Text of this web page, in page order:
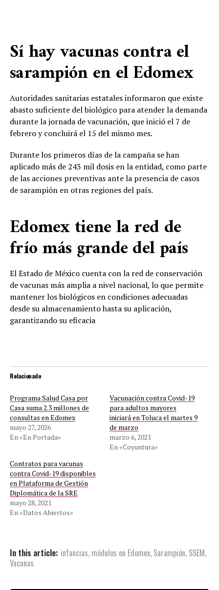
Sí hay vacunas contra el
sarampión en el Edomex
Autoridades sanitarias estatales informaron que existe
abasto suficiente del biológico para atender la demanda
durante la jornada de vacunación, que inició el 7 de
febrero y concluirá el 15 del mismo mes.
Durante los primeros días de la campaña se han
aplicado más de 243 mil dosis en la entidad, como parte
de las acciones preventivas ante la presencia de casos
de sarampión en otras regiones del país.
Edomex tiene la red de
frío más grande del país
El Estado de México cuenta con la red de conservación
de vacunas más amplia a nivel nacional, lo que permite
mantener los biológicos en condiciones adecuadas
desde su almacenamiento hasta su aplicación,
garantizando su eficacia
Relacionado
Programa Salud Casa por
Casa suma 2.3 millones de
consultas en Edomex
mayo 27, 2026
En «En Portada»
Vacunación contra Covid-19
para adultos mayores
iniciará en Toluca el martes 9
de marzo
marzo 6, 2021
En «Coyuntura»
Contratos para vacunas
contra Covid-19 disponibles
en Plataforma de Gestión
Diplomática de la SRE
mayo 28, 2021
En «Datos Abiertos»
In this article: infancias, módulos en Edomex, Sarampión, SSEM,
Vacunas